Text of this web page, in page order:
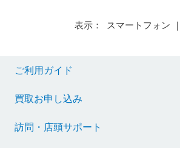
表示： スマートフォン ｜
ご利用ガイド
買取お申し込み
訪問・店頭サポート